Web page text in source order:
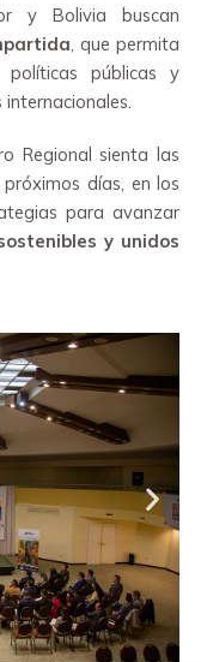
y Bolivia buscan
, que permita
políticas públicas y
Regional sienta las
días, en los
para avanzar
y unidos